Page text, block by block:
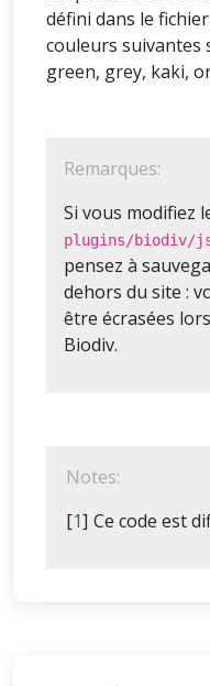
défini dans le fichier
couleurs suivantes
green, grey, kaki,
Remarques:
Si vous modifiez
plugins/biodiv/
pensez à
dehors du site :
être écrasées
Biodiv.
Notes:
[1] Ce code est